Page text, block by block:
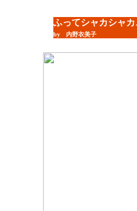
ふってシャカシャ
by 内野衣美子